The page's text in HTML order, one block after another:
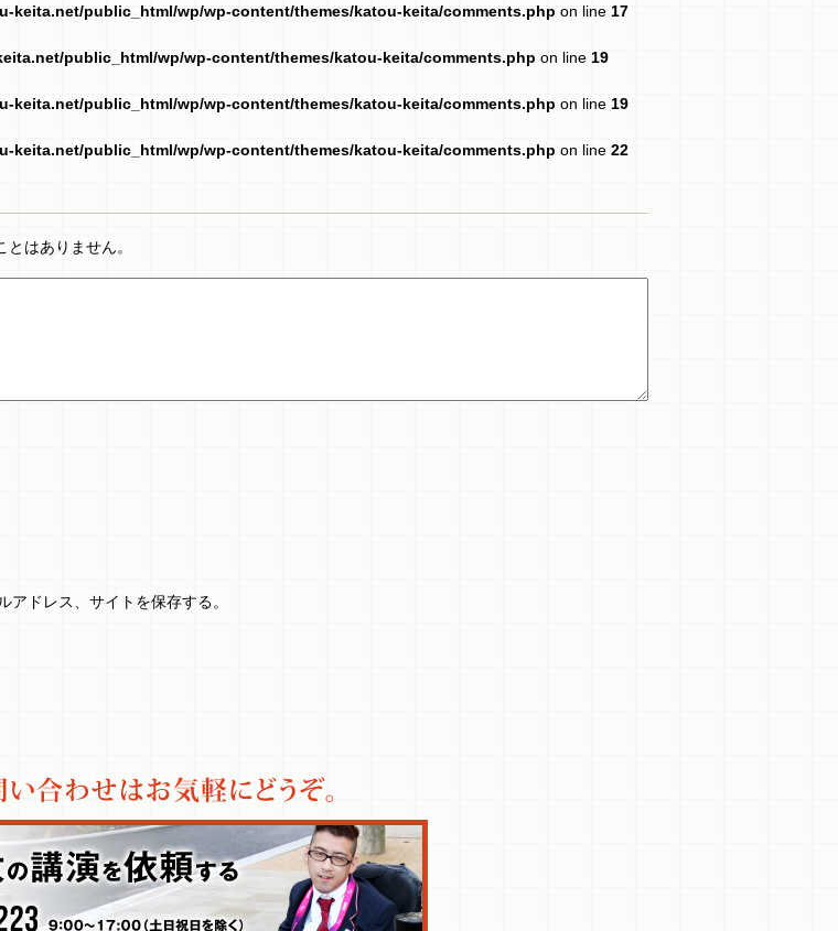
keita.net/public_html/wp/wp-content/themes/katou-keita/comments.php on line 17
public_html/wp/wp-content/themes/katou-keita/comments.php on line 19
keita.net/public_html/wp/wp-content/themes/katou-keita/comments.php on line 19
keita.net/public_html/wp/wp-content/themes/katou-keita/comments.php on line 22
はありません。
ドレス、サイトを保存する。